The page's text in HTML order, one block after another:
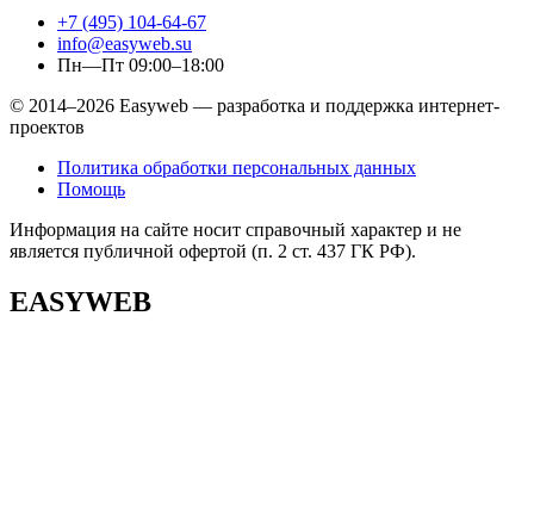
+7 (495) 104-64-67
info@easyweb.su
Пн—Пт 09:00–18:00
© 2014–2026 Easyweb — разработка и поддержка интернет-
проектов
Политика обработки персональных данных
Помощь
Информация на сайте носит справочный характер и не
является публичной офертой (п. 2 ст. 437 ГК РФ).
EASYWEB